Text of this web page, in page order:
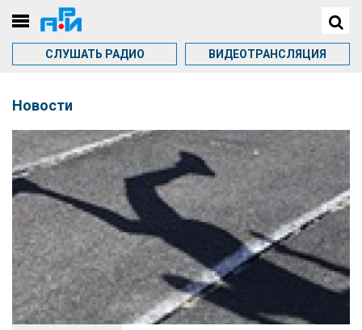
СЛУШАТЬ РАДИО ВИДЕОТРАНСЛЯЦИЯ
Новости